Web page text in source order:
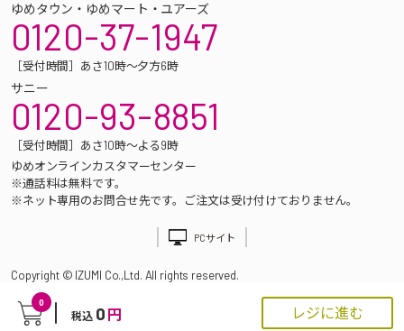
0
税込 0 円 レジに進む
ゆめタウン・ゆめマート・ユアーズ
0120-37-1947
［受付時間］あさ10時～夕方6時
サニー
0120-93-8851
［受付時間］あさ10時～よる9時
ゆめオンラインカスタマーセンター
※通話料は無料です。
※ネット専用のお問合せ先です。ご注文は受け付けておりません。
PCサイト
Copyright © IZUMI Co.,Ltd. All rights reserved.